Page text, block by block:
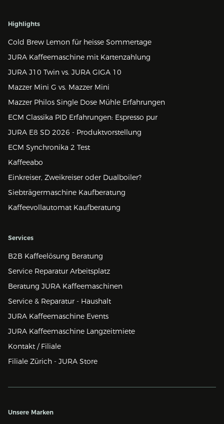
Highlights
Cold Brew Lemon für heisse Sommertage
JURA Kaffeemaschine mit Kartenzahlung
JURA J10 Twin vs. JURA GIGA 10
Mazzer Mini G vs. Mazzer Mini
Mazzer Philos Single Dose Mühle Erfahrungen
ECM Classika PID Erfahrungen: Espresso pur
JURA E8 SD 2026 - Produktvorstellung
ECM Synchronika 2 Test
Kaffeeabo
Einkreiser, Zweikreiser oder Dualboiler?
Siebträgermaschine Kaufberatung
Kaffeevollautomat Kaufberatung
Services
B2B Kaffeelösung Beratung
Service Reparatur Arbeitsplatz
Beratung JURA Kaffeemaschinen
Service & Reparatur - Haushalt
JURA Kaffeemaschine Events
JURA Kaffeemaschine Langzeitmiete
Kontakt / Filiale
Filiale Zürich - JURA Store
Unsere Marken